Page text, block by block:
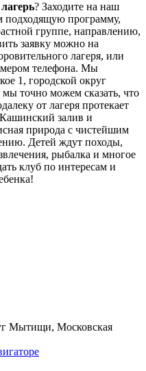
? Заходите на наш
программу,
группе, направлению,
заявку можно на
лагеря, или
телефона. Мы
1, городской округ
точно можем сказать, что
от лагеря протекает
Кашинский залив и
природа с чистейшим
Детей ждут походы,
рыбалка и многое
клуб по интересам и
Мытищи, Московская